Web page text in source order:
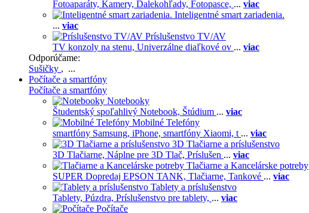
Fotoaparáty, Kamery, Ďalekohľady, Fotopasce, ... viac
Inteligentné smart zariadenia.
... viac
Príslušenstvo TV/AV
TV konzoly na stenu, Univerzálne diaľkové ov ... viac
Odporúčame:
Sušičky , ...
Počítače a smartfóny
Počítače a smartfóny
Notebooky
Študentský spoľahlivý Notebook, Štúdium ... viac
Mobilné Telefóny
smartfóny Samsung, iPhone, smartfóny Xiaomi, t ... viac
3D Tlačiarne a príslušenstvo
3D Tlačiarne, Náplne pre 3D Tlač, Príslušen ... viac
Tlačiarne a Kancelárske potreby
SUPER Dopredaj EPSON TANK, Tlačiarne, Tankové ... viac
Tablety a príslušenstvo
Tablety, Púzdra, Príslušenstvo pre tablety, ... viac
Počítače